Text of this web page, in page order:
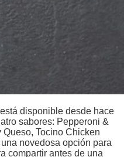
disponible desde hace
sabores: Pepperoni &
Tocino Chicken
novedosa opción para
compartir antes de una